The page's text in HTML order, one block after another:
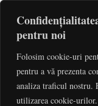
pentru noi
Folosim cookie-uri
pentru a vă prezenta
analiza traficul nostru.
utilizarea cookie-urilor.
cuvinte-cheie, titlu